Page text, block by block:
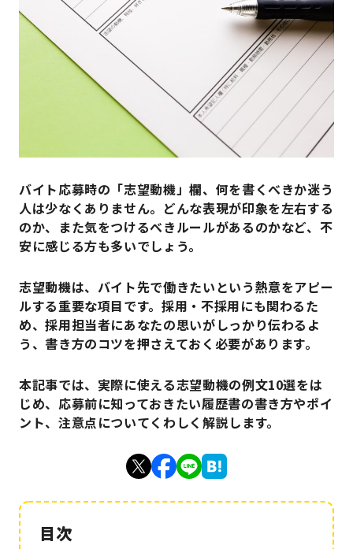
バイト応募時の「志望動機」欄、何を書くべきか迷う
人は少なくありません。どんな表現が印象を左右する
のか、また気をつけるべきルールがあるのかなど、不
安に感じる方も多いでしょう。
志望動機は、バイト先で働きたいという熱意をアピー
ルする重要な項目です。採用・不採用にも関わるた
め、採用担当者にあなたの思いがしっかり伝わるよ
う、書き方のコツを押さえておく必要があります。
本記事では、実際に使える志望動機の例文10選をは
じめ、応募前に知っておきたい履歴書の書き方やポイ
ント、注意点についてくわしく解説します。